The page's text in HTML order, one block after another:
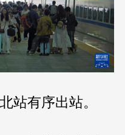
站有序出站。